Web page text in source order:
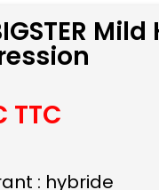
TTC
: hybride